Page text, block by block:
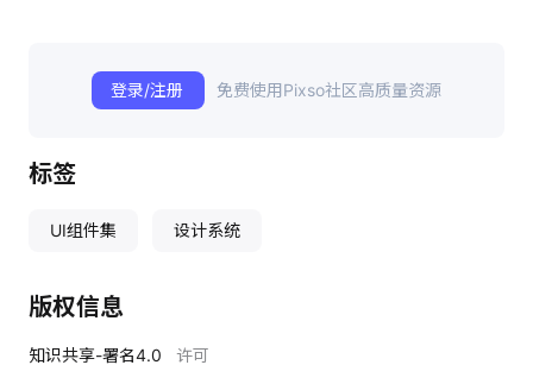
登录/注册 免费使用Pixso社区高质量资源
标签
UI组件集 设计系统
版权信息
知识共享-署名4.0 许可